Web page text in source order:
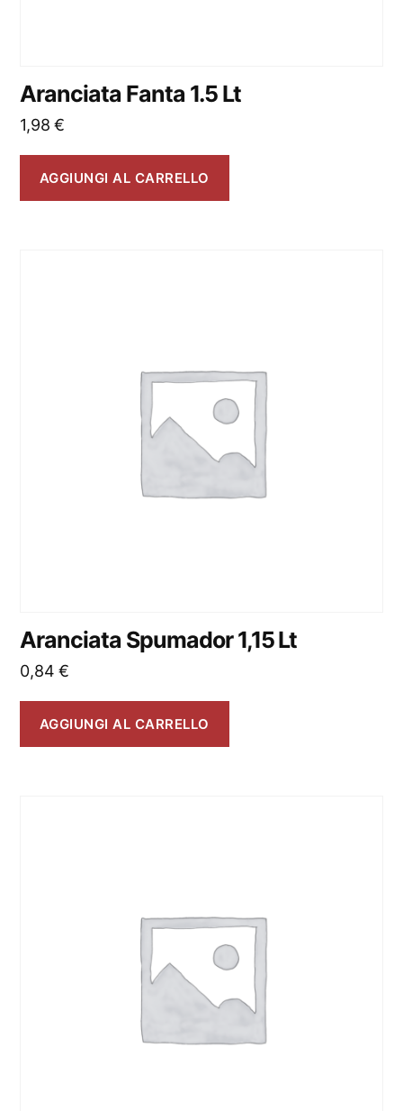
Aranciata Fanta 1.5 Lt
1,98€
AGGIUNGI AL CARRELLO
Aranciata Spumador 1,15 Lt
0,84€
AGGIUNGI AL CARRELLO